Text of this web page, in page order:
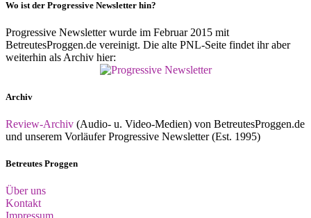
Wo ist der Progressive Newsletter hin?
Progressive Newsletter wurde im Februar 2015 mit
BetreutesProggen.de vereinigt. Die alte PNL-Seite findet ihr aber
weiterhin als Archiv hier:
Archiv
Review-Archiv (Audio- u. Video-Medien) von BetreutesProggen.de
und unserem Vorläufer Progressive Newsletter (Est. 1995)
Betreutes Proggen
Über uns
Kontakt